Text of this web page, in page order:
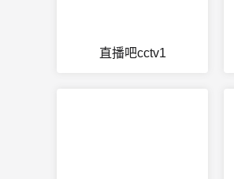
直播吧cctv1